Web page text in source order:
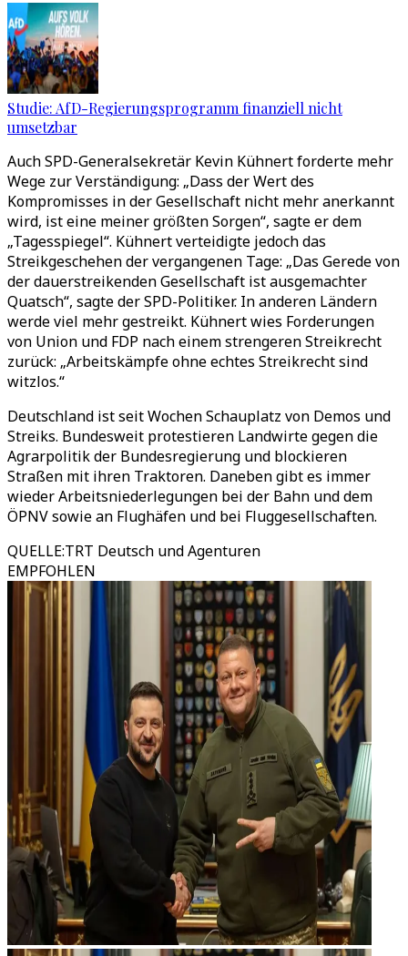
Studie: AfD-Regierungsprogramm finanziell nicht
umsetzbar
Auch SPD-Generalsekretär Kevin Kühnert forderte mehr
Wege zur Verständigung: „Dass der Wert des
Kompromisses in der Gesellschaft nicht mehr anerkannt
wird, ist eine meiner größten Sorgen“, sagte er dem
„Tagesspiegel“. Kühnert verteidigte jedoch das
Streikgeschehen der vergangenen Tage: „Das Gerede von
der dauerstreikenden Gesellschaft ist ausgemachter
Quatsch“, sagte der SPD-Politiker. In anderen Ländern
werde viel mehr gestreikt. Kühnert wies Forderungen
von Union und FDP nach einem strengeren Streikrecht
zurück: „Arbeitskämpfe ohne echtes Streikrecht sind
witzlos.“
Deutschland ist seit Wochen Schauplatz von Demos und
Streiks. Bundesweit protestieren Landwirte gegen die
Agrarpolitik der Bundesregierung und blockieren
Straßen mit ihren Traktoren. Daneben gibt es immer
wieder Arbeitsniederlegungen bei der Bahn und dem
ÖPNV sowie an Flughäfen und bei Fluggesellschaften.
QUELLE:TRT Deutsch und Agenturen
EMPFOHLEN